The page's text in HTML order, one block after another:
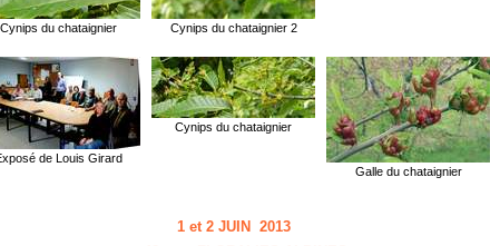
Cynips du chataignier Cynips du chataignier 2
de Louis Girard
Cynips du chataignier
Galle du chataignier
1 et 2 JUIN 2013